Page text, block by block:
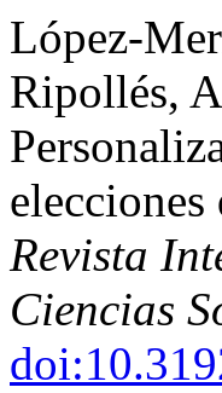
López-
Ripollés,
Revista
Ciencias